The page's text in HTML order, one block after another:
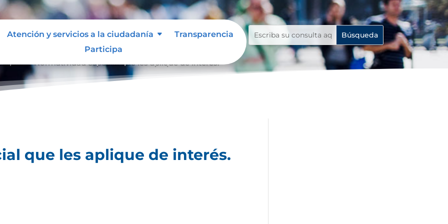
Atención y servicios a la ciudadanía
Transparencia
Participa
que les aplique de interés.